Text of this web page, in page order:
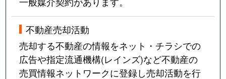
不動産売却活動
売却する不動産の情報をネット・チラシでの
広告や指定流通機構(レインズ)など不動産の
売買情報ネットワークに登録し売却活動を行